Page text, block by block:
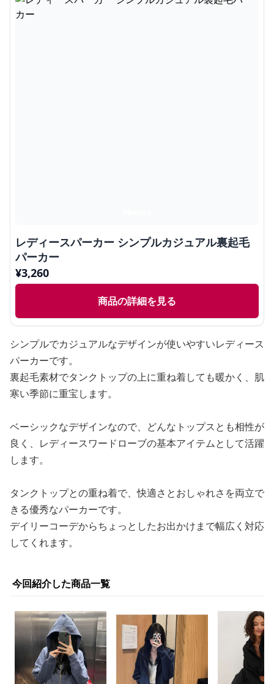
レディースパーカー シンプルカジュアル裏起毛
パーカー
¥3,260
商品の詳細を見る
シンプルでカジュアルなデザインが使いやすいレディース
パーカーです。
裏起毛素材でタンクトップの上に重ね着しても暖かく、肌
寒い季節に重宝します。
ベーシックなデザインなので、どんなトップスとも相性が
良く、レディースワードローブの基本アイテムとして活躍
します。
タンクトップとの重ね着で、快適さとおしゃれさを両立で
きる優秀なパーカーです。
デイリーコーデからちょっとしたお出かけまで幅広く対応
してくれます。
今回紹介した商品一覧